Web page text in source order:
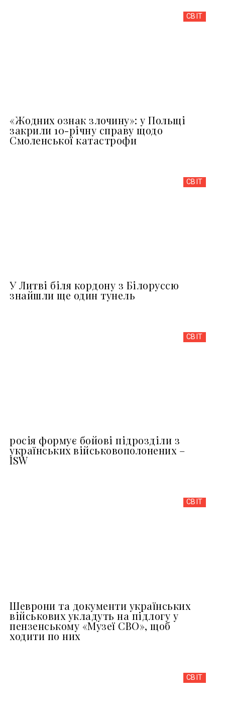
СВІТ
«Жодних ознак злочину»: у Польщі
закрили 10-річну справу щодо
Смоленської катастрофи
СВІТ
У Литві біля кордону з Білоруссю
знайшли ще один тунель
СВІТ
росія формує бойові підрозділи з
українських військовополонених –
ISW
СВІТ
Шеврони та документи українських
військових укладуть на підлогу у
пензенському «Музеї СВО», щоб
ходити по них
СВІТ